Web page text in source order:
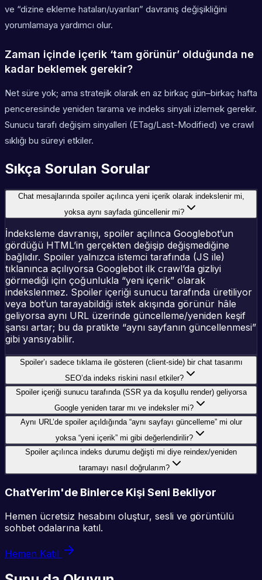
ve “dizine ekleme hataları/uyarıları” davranış değişikliğini
yorumlamaya yardımcı olur.
Zaman içinde içerik ‘tam görünür’ olduğunda ne
kadar beklemek gerekir?
Net süre yok; ama stratejik olarak en az birkaç gün–birkaç hafta
penceresinde yeniden tarama ve indeks sinyali izlemek gerekir.
Sunucu tarafı değişim sinyalleri (ETag/Last-Modified) ve crawl
sıklığı bu süreyi etkiler.
Sıkça Sorulan Sorular
Chat mesajlarında spoiler açılınca yeni içerik olarak indekslenir mi,
yoksa aynı sayfada güncellenir mi?
İndeksleme davranışı, spoiler açılınca Googlebot’un
gördüğü HTML’in gerçekten değişip değişmediğine
bağlıdır. Spoiler yalnızca istemci tarafında (JS ile)
tıklanınca açılıyorsa Googlebot ilk crawl’da gizliyi
görmediği için çoğunlukla “yeni içerik” olarak
indekslenmez. Spoiler içeriği sunucu tarafında üretiliyor
veya bot’un tarayabildiği istek akışında görünür hâle
geliyorsa aynı URL üzerinde güncelleme/yeniden keşif
şansı artar; bu da pratikte “aynı sayfanın güncellenmesi”
gibi yansıyabilir.
Spoiler’ı sadece tıklama ile gösteren (client-side) bir chat tasarımı
SEO’da indeks riskini nasıl etkiler?
Spoiler içeriği sunucu tarafında (SSR ya da koşullu render) geliyorsa
Google yeniden tarar mı ve indeksler mi?
Aynı URL’de spoiler açıldığında “aynı sayfayı güncelleme” mi olur
yoksa “yeni içerik” mi gibi değerlendirilir?
Spoiler açılınca indeks durumu değişti mi diye reindex/yeniden
taramayı nasıl doğrularım?
ChatYerim'de Binlerce Kişi Seni Bekliyor
Hemen ücretsiz hesabını oluştur, sesli ve görüntülü
sohbet odalarına katıl.
Hemen Katıl